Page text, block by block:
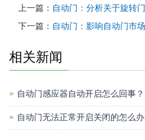
上一篇： 自动门：分析关于旋转
下一篇： 自动门：影响自动门市
相关新闻
自动门感应器自动开启怎么回事？
自动门无法正常开启关闭的怎么办